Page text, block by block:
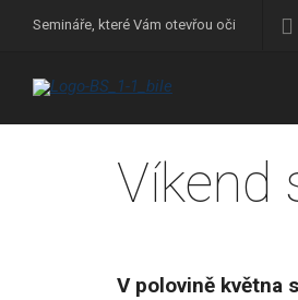
Semináře, které Vám otevřou oči
Víkend
V polovině května